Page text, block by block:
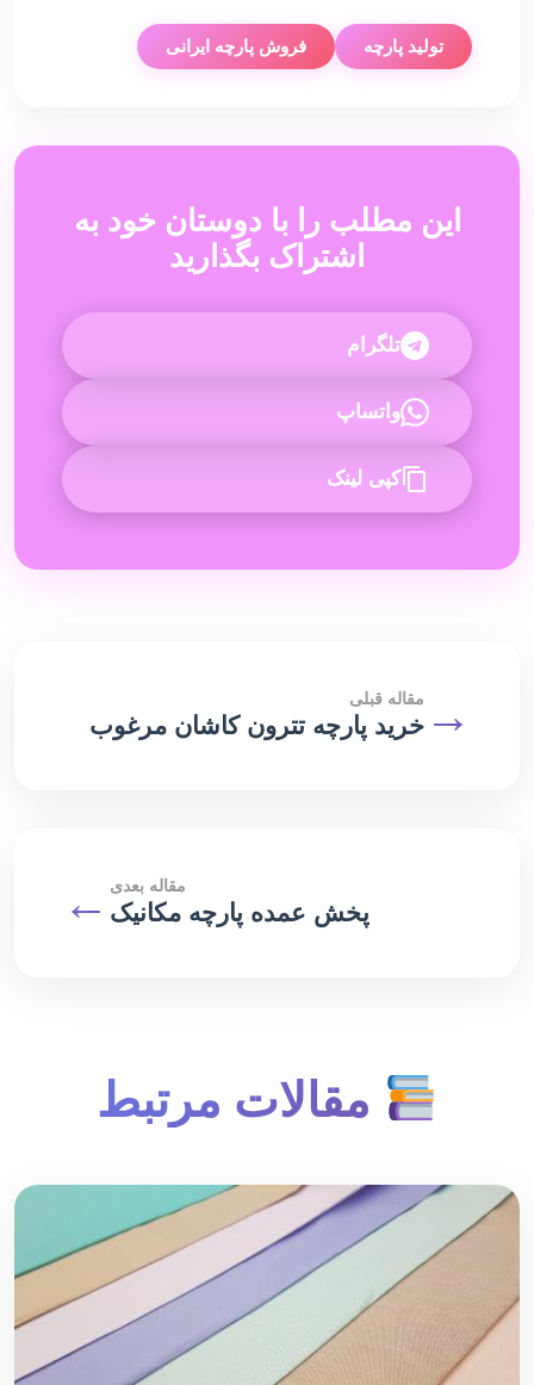
تولید پارچه فروش پارچه ایرانی
این مطلب را با دوستان خود به
اشتراک بگذارید
تلگرام
واتساپ
کپی لینک
→ مقاله قبلی
خرید پارچه تترون کاشان مرغوب
مقاله بعدی
پخش عمده پارچه مکانیک ←
مقالات مرتبط